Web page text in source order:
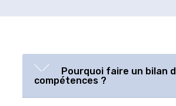
Pourquoi faire un bilan
compétences ?